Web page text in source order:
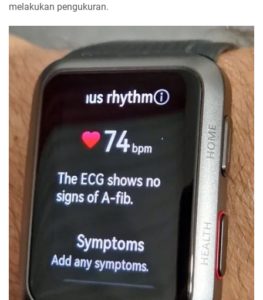
melakukan pengukuran.